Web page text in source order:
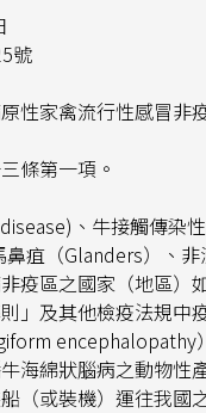
號
性家禽流行性感冒
條第一項。
、牛接觸傳染
鼻疽（Glanders）、
疫區之國家（地區）
」及其他檢疫法規中
encephalopathy
海綿狀腦病之動物
（或裝機）運往我國